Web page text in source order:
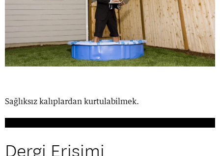
Sağlıksız kalıplardan kurtulabilmek.
Dergi Erişimi